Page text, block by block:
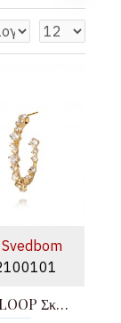
ANTONIA LOOP Σκουλαρίκια Χρυσά